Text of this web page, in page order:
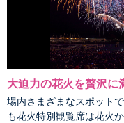
大迫力の花火を贅沢に
場内さまざまなスポット
も花火特別観覧席は花火